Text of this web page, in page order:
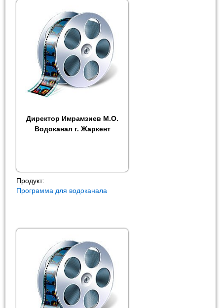
Директор Имрамзиев М.О.
Водоканал г. Жаркент
Продукт:
Программа для водоканала